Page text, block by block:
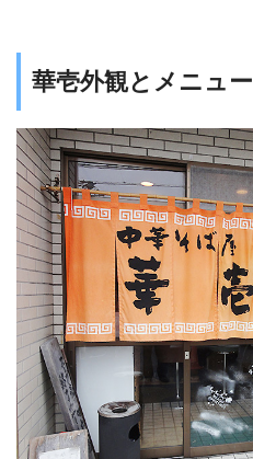
華壱外観とメニュー